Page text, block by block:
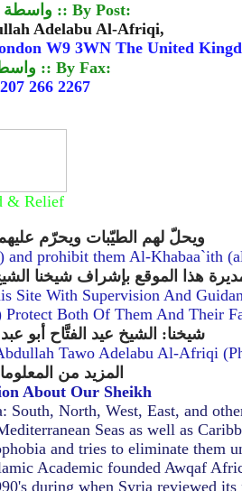
واسطة صندوق البري :: By Post:
Adelabu Al-Afriqi,
W9 3WN The United
واسطة الفاكس :: By Fax:
266 2267
& Relief
ويحلّ لهم الطيّبات ويحرّم عليهم
prohibit them Al-Khabaa`ith
مديرة هذا الموقع بإشراف شيخنا
With Supervision And
Both Of Them And Their
شيخنا: الشيخ عيد الفتَّاح أبو عبد الله تائوو أديلابو الإفريقي
Tawo Adelabu Al-Afriqi
About Our Sheikh
North, West, East, and
Seas as well as
and tries to eliminate them
Academic founded Awqaf
during when Syria reviewed